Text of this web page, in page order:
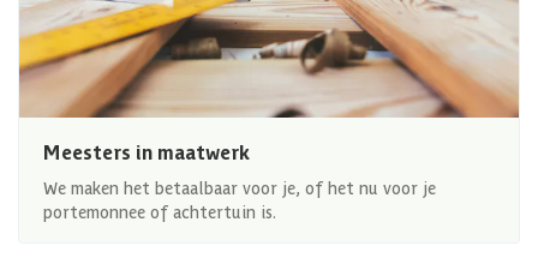
Meesters in maatwerk
We maken het betaalbaar voor je, of het nu voor je
portemonnee of achtertuin is.